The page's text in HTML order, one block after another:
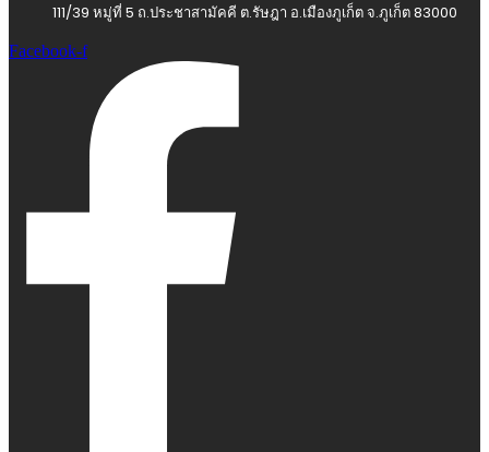
111/39 หมู่ที่ 5 ถ.ประชาสามัคคี ต.รัษฎา อ.เมืองภูเก็ต จ.ภูเก็ต 83000
Facebook-f